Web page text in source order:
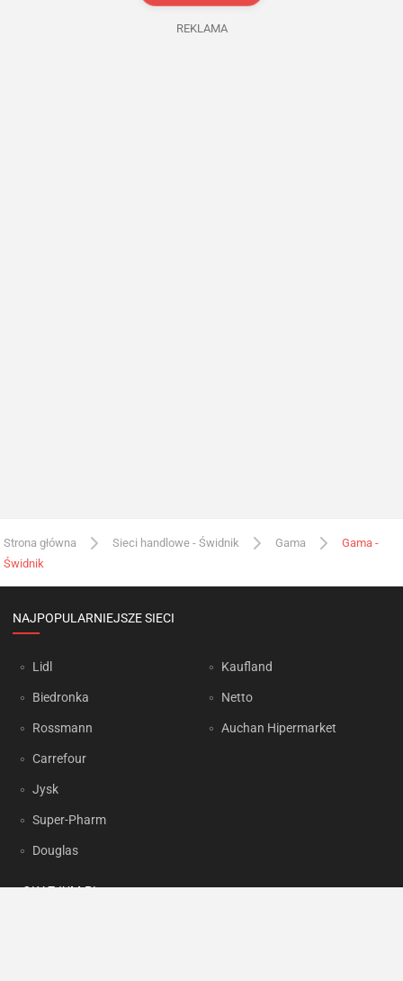
REKLAMA
Strona główna Sieci handlowe - Świdnik Gama
Gama -
Świdnik
NAJPOPULARNIEJSZE SIECI
Lidl
Biedronka
Rossmann
Carrefour
Jysk
Super-Pharm
Douglas
Kaufland
Netto
Auchan Hipermarket
OKAZJUM.PL